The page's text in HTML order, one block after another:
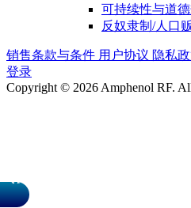
可持续性与道
反奴隶制/人口
销售条款与条件 用户协议 隐私
登录
Copyright © 2026 Amphenol RF.